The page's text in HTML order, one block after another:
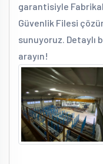
garantisiyle
Güvenlik Filesi
sunuyoruz.
arayın!